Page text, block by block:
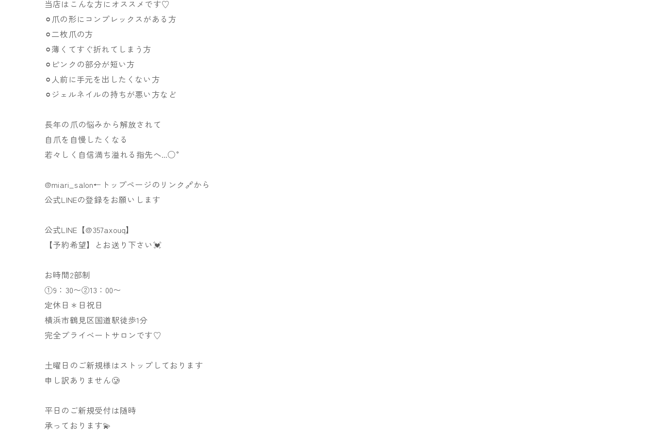
当店はこんな方にオススメです♡
⚪︎爪の形にコンプレックスがある方
⚪︎二枚爪の方
⚪︎薄くてすぐ折れてしまう方
⚪︎ピンクの部分が短い方
⚪︎人前に手元を出したくない方
⚪︎ジェルネイルの持ちが悪い方など
長年の爪の悩みから解放されて
自爪を自慢したくなる
若々しく自信満ち溢れる指先へ...○°
@miari_salon←トップページのリンク🔗から
公式LINEの登録をお願いします
公式LINE【@357axouq】
【予約希望】とお送り下さい💓
お時間2部制
①9：30〜②13：00〜
定休日＊日祝日
横浜市鶴見区国道駅徒歩1分
完全プライベートサロンです♡
土曜日のご新規様はストップしております
申し訳ありません🥲
平日のご新規受付は随時
承っております💫